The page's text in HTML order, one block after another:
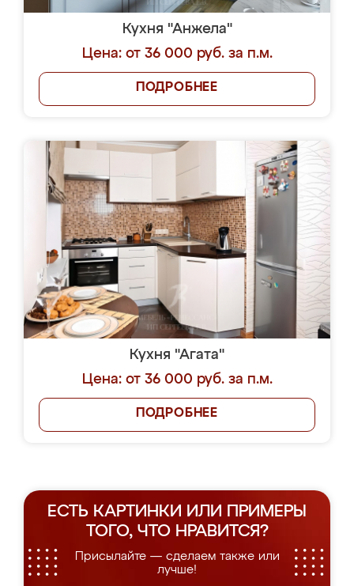
Кухня "Анжела"
Цена: от 36 000 руб. за п.м.
ПОДРОБНЕЕ
Кухня "Агата"
Цена: от 36 000 руб. за п.м.
ПОДРОБНЕЕ
ЕСТЬ КАРТИНКИ ИЛИ ПРИМЕРЫ
ТОГО, ЧТО НРАВИТСЯ?
Присылайте — сделаем также или
лучше!